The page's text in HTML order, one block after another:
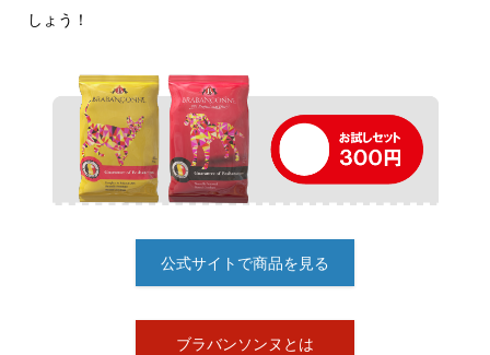
しょう！
公式サイトで商品を見る
ブラバンソンヌとは